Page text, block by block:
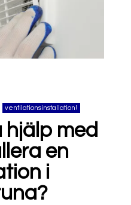
ventilationsinstallation!
hjälp med
en
i